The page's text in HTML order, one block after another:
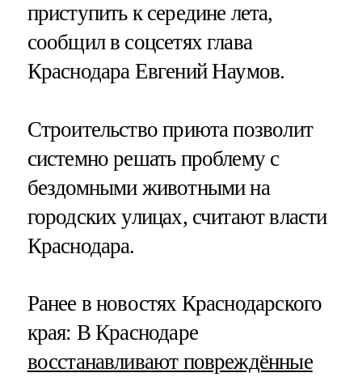
приступить к середине лета,
сообщил в соцсетях глава
Краснодара Евгений Наумов.
Строительство приюта позволит
системно решать проблему с
бездомными животными на
городских улицах, считают власти
Краснодара.
Ранее в новостях Краснодарского
края: В Краснодаре
восстанавливают повреждённые